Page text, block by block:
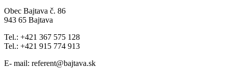
Obec Bajtava č. 86
943 65 Bajtava
Tel.: +421 367 575 128
Tel.: +421 915 774 913
E- mail: referent@bajtava.sk